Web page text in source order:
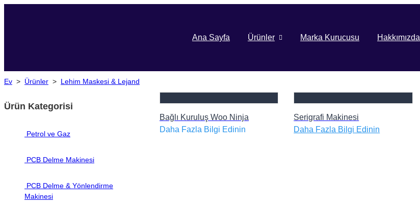
Ana Sayfa Ürünler Marka Kurucusu Hakkımızda
Ev > Ürünler > Lehim Maskesi & Lejand
Ürün Kategorisi
Petrol ve Gaz
PCB Delme Makinesi
PCB Delme & Yönlendirme
Makinesi
Bağlı Kuruluş Woo Ninja
Daha Fazla Bilgi Edinin
Serigrafi Makinesi
Daha Fazla Bilgi Edinin